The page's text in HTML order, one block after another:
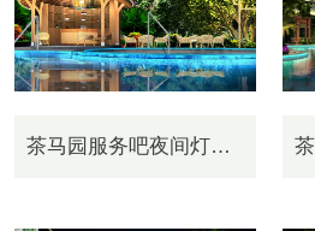
茶马园服务吧夜间灯光设计